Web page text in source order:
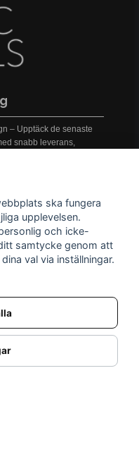
– Upptäck de senaste
snabb leverans,
ska fungera
upplevelsen.
och icke-
samtycke genom att
val via inställningar.